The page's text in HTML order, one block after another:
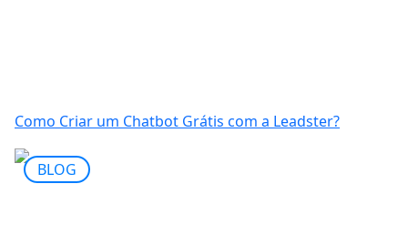
Como Criar um Chatbot Grátis com a Leadster?
BLOG